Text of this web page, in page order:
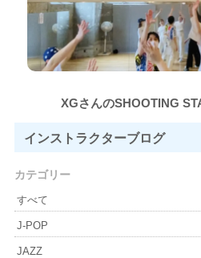
XGさんのSHOOTING
インストラクターブログ
カテゴリー
すべて
J-POP
JAZZ